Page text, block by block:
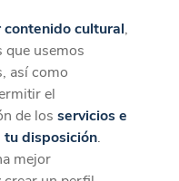
la App
Descargar
cultural,
que usemos
así como
el
de losservicios e
tu disposición.
mejor